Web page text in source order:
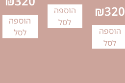
₪320
הוספה
לסל
הוספה
לסל
הוספה
לסל